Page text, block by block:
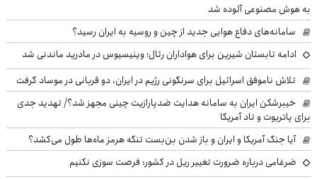
به هوش مصنوعی آلوده شد
سامانه‌های دفاع هوایی جدید از چین و روسیه به ایران رسید؟
ادامه تابستان شیرین برای هواداران رئال؛ وینیسیوس در مادرید ماندنی شد
تلاش ناموفق اسرائیل برای سرنگونی رژیم در ایران، دو قربانی در موساد گرفت
خیبرشکن ایران به سامانه هدایت ضدپارازیت چینی مجهز شد؟/ تهدید جدی
برای پاتریوت و تاد آمریکا
آیا جنگ آمریکا و ایران و باز شدن بن‌بست تنگه هرمز ماه‌ها طول می‌کشد؟
ضرغامی درباره ضرورت تغییر ریل در کشور: فرصت سوزی نکنیم